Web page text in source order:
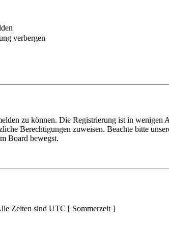
verbergen
zu können. Die Registrierung ist in
Berechtigungen zuweisen. Beachte bitte
Board bewegst.
Zeiten sind UTC [ Sommerzeit ]